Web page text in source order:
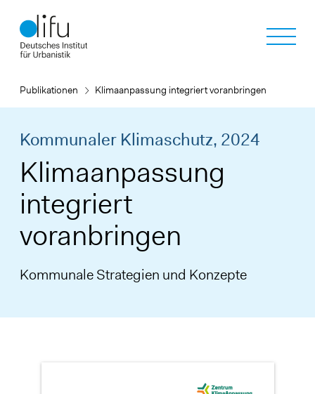
zum
Inhalt
Publikationen Klimaanpassung integriert voranbringen
Kommunaler Klimaschutz, 2024
Klimaanpassung
integriert
voranbringen
Kommunale Strategien und Konzepte